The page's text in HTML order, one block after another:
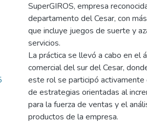
SuperGIROS, empresa
departamento del Cesar, con
que incluye juegos de suerte y
servicios.
La práctica se llevó a cabo en el
comercial del sur del Cesar,
este rol se participó activamente
de estrategias orientadas al
para la fuerza de ventas y el
productos de la empresa.